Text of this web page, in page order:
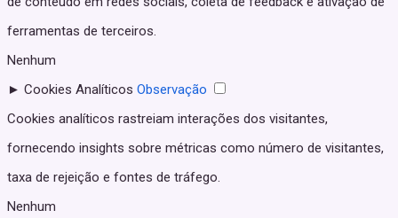
ferramentas de terceiros.
Nenhum
► Cookies Analíticos Observação
Cookies analíticos rastreiam interações dos visitantes,
fornecendo insights sobre métricas como número de visitantes,
taxa de rejeição e fontes de tráfego.
Nenhum